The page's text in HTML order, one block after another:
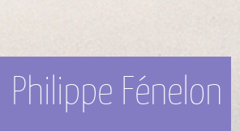
Philippe Fénelon